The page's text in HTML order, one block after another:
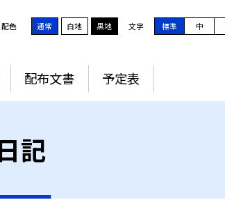
配色 通常 白地 黒地 文字 標準 中
配布文書 予定表
記